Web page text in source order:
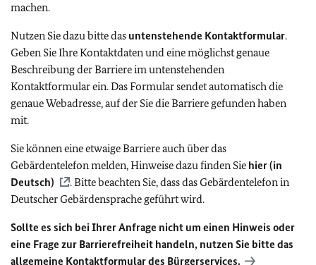
machen.
Nutzen Sie dazu bitte das untenstehende Kontaktformular.
Geben Sie Ihre Kontaktdaten und eine möglichst genaue
Beschreibung der Barriere im untenstehenden
Kontaktformular ein. Das Formular sendet automatisch die
genaue Webadresse, auf der Sie die Barriere gefunden haben
mit.
Sie können eine etwaige Barriere auch über das
Gebärdentelefon melden, Hinweise dazu finden Sie hier (in
Deutsch)
. Bitte beachten Sie, dass das Gebärdentelefon in
Deutscher Gebärdensprache geführt wird.
Sollte es sich bei Ihrer Anfrage nicht um einen Hinweis oder
eine Frage zur Barrierefreiheit handeln, nutzen Sie bitte das
allgemeine Kontaktformular des Bürgerservices.